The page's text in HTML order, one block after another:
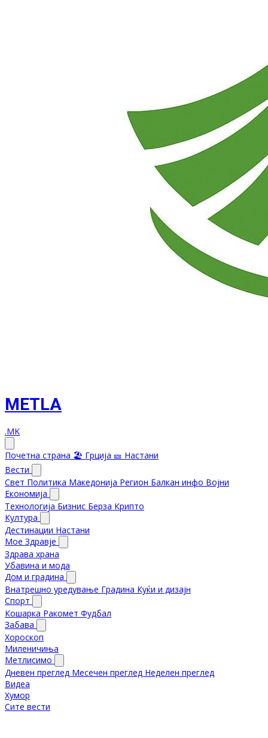
METLA
.MK
Почетна страна 🏖️ Грција 🎫 Настани
Вести
Свет Политика Македонија Регион Балкан инфо Војни
Економија
Технологија Бизнис Берза Крипто
Култура
Дестинации Настани
Мое Здравје
Здрава храна
Убавина и мода
Дом и градина
Внатрешно уредување Градина Куќи и дизајн
Спорт
Кошарка Ракомет Фудбал
Забава
Хороскоп
Миленичиња
Метлисимо
Дневен преглед Месечен преглед Неделен преглед
Видеа
Хумор
Сите вести